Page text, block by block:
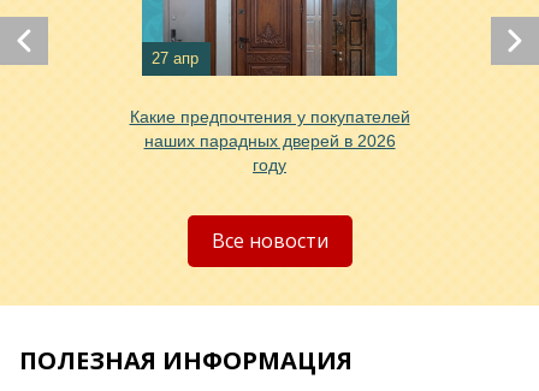
27 апр
Какие предпочтения у покупателей
наших парадных дверей в 2026
году
Все новости
ПОЛЕЗНАЯ ИНФОРМАЦИЯ